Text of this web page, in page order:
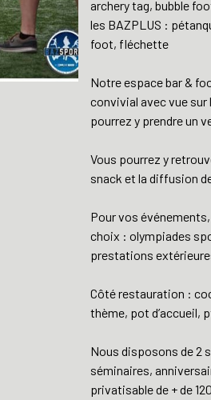
archery tag, bubble
les BAZPLUS :
foot, fléchette
Notre espace bar &
convivial avec vue
pourrez y prendre un
Vous pourrez y
snack et la diffusion
Pour vos
choix : olympiades
prestations
Côté restauration :
thème, pot d’accueil,
Nous disposons de 2
séminaires,
privatisable de + de